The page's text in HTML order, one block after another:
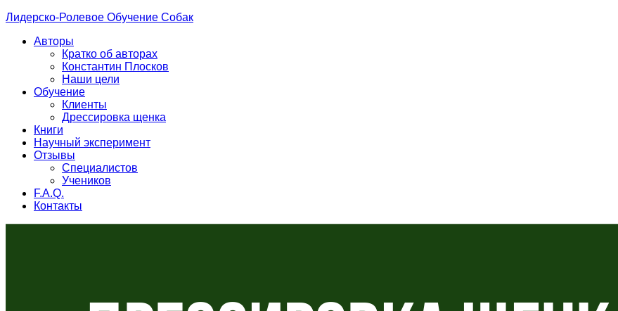
Лидерско-Ролевое Обучение Собак
Авторы
Кратко об авторах
Константин Плосков
Наши цели
Обучение
Клиенты
Дрессировка щенка
Книги
Научный эксперимент
Отзывы
Специалистов
Учеников
F.A.Q.
Контакты